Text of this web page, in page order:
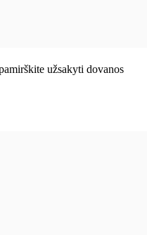
užsakyti dovanos